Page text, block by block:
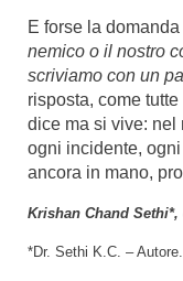
E forse la
nemico o il nostro
scriviamo con un
risposta, come
dice ma si vive: nel
ogni incidente,
ancora in mano,
Krishan Chand
*Dr. Sethi K.C. – Autore.